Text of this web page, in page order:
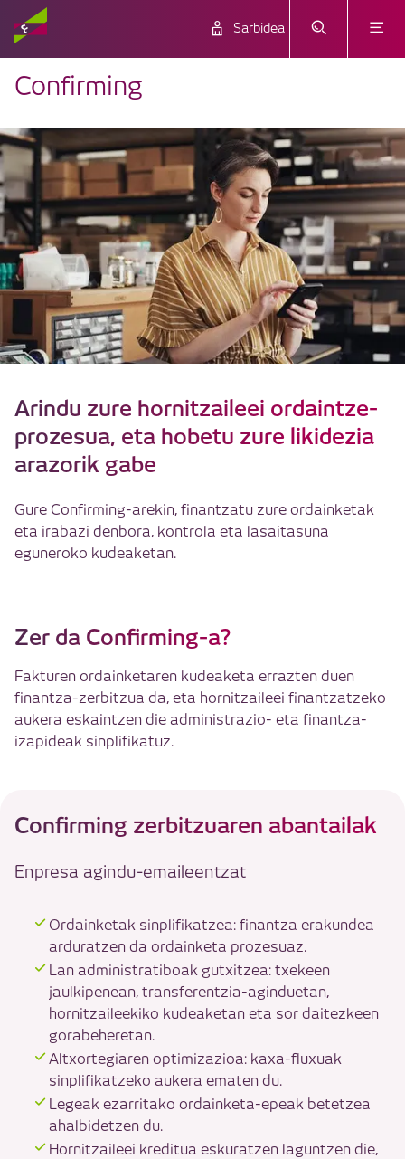
Sarbidea
Confirming
Arindu zure hornitzaileei ordaintze-
prozesua, eta hobetu zure likidezia
arazorik gabe
Gure Confirming-arekin, finantzatu zure ordainketak
eta irabazi denbora, kontrola eta lasaitasuna
eguneroko kudeaketan.
Zer da Confirming-a?
Fakturen ordainketaren kudeaketa errazten duen
finantza-zerbitzua da, eta hornitzaileei finantzatzeko
aukera eskaintzen die administrazio- eta finantza-
izapideak sinplifikatuz.
Confirming zerbitzuaren abantailak
Enpresa agindu-emaileentzat
Ordainketak sinplifikatzea: finantza erakundea
arduratzen da ordainketa prozesuaz.
Lan administratiboak gutxitzea: txekeen
jaulkipenean, transferentzia-aginduetan,
hornitzaileekiko kudeaketan eta sor daitezkeen
gorabeheretan.
Altxortegiaren optimizazioa: kaxa-fluxuak
sinplifikatzeko aukera ematen du.
Legeak ezarritako ordainketa-epeak betetzea
ahalbidetzen du.
Hornitzaileei kreditua eskuratzen laguntzen die,